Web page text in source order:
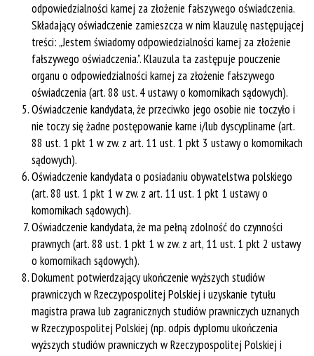
odpowiedzialności karnej za złożenie fałszywego oświadczenia.
Składający oświadczenie zamieszcza w nim klauzulę następującej
treści: „Jestem świadomy odpowiedzialności karnej za złożenie
fałszywego oświadczenia.”. Klauzula ta zastępuje pouczenie
organu o odpowiedzialności karnej za złożenie fałszywego
oświadczenia (art. 88 ust. 4 ustawy o komornikach sądowych).
Oświadczenie kandydata, że przeciwko jego osobie nie toczyło i
nie toczy się żadne postępowanie karne i/lub dyscyplinarne (art.
88 ust. 1 pkt 1 w zw. z art. 11 ust. 1 pkt 3 ustawy o komornikach
sądowych).
Oświadczenie kandydata o posiadaniu obywatelstwa polskiego
(art. 88 ust. 1 pkt 1 w zw. z art. 11 ust. 1 pkt 1 ustawy o
komornikach sądowych).
Oświadczenie kandydata, że ma pełną zdolność do czynności
prawnych (art. 88 ust. 1 pkt 1 w zw. z art, 11 ust. 1 pkt 2 ustawy
o komornikach sądowych).
Dokument potwierdzający ukończenie wyższych studiów
prawniczych w Rzeczypospolitej Polskiej i uzyskanie tytułu
magistra prawa lub zagranicznych studiów prawniczych uznanych
w Rzeczypospolitej Polskiej (np. odpis dyplomu ukończenia
wyższych studiów prawniczych w Rzeczypospolitej Polskiej i